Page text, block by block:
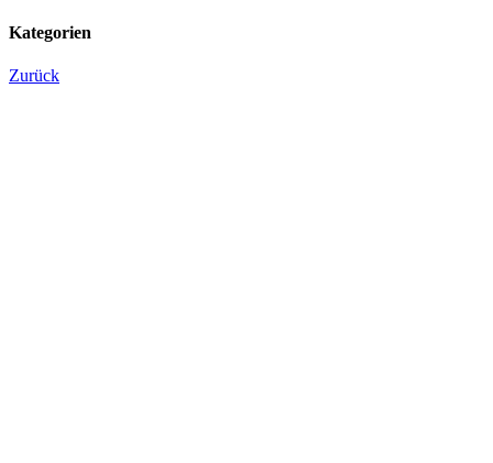
Kategorien
Zurück